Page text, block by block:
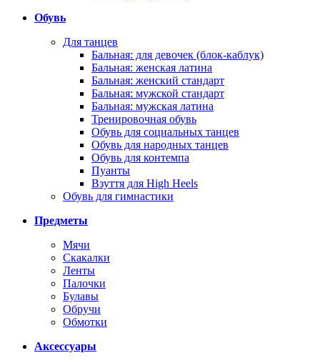
Обувь
Для танцев
Бальная: для девочек (блок-каблук)
Бальная: женская латина
Бальная: женский стандарт
Бальная: мужской стандарт
Бальная: мужская латина
Тренировочная обувь
Обувь для социальных танцев
Обувь для народных танцев
Обувь для контемпа
Пуанты
Взуття для High Heels
Обувь для гимнастики
Предметы
Мячи
Скакалки
Ленты
Палочки
Булавы
Обручи
Обмотки
Аксессуары